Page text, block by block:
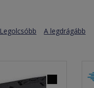
Legolcsóbb A legdrágább